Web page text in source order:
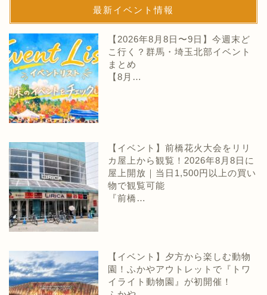
最新イベント情報
【2026年8月8日〜9日】今週末ど
こ行く？群馬・埼玉北部イベント
まとめ
【8月…
【イベント】前橋花火大会をリリ
カ屋上から観覧！2026年8月8日に
屋上開放｜当日1,500円以上の買い
物で観覧可能
『前橋…
【イベント】夕方から楽しむ動物
園！ふかやアウトレットで『トワ
イライト動物園』が初開催！